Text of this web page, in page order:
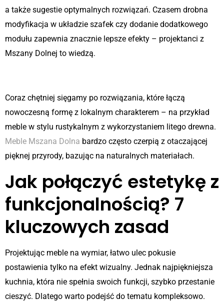
a także sugestie optymalnych rozwiązań. Czasem drobna
modyfikacja w układzie szafek czy dodanie dodatkowego
modułu zapewnia znacznie lepsze efekty – projektanci z
Mszany Dolnej to wiedzą.
Coraz chętniej sięgamy po rozwiązania, które łączą
nowoczesną formę z lokalnym charakterem – na przykład
meble w stylu rustykalnym z wykorzystaniem litego drewna.
Meble Mszana Dolna bardzo często czerpią z otaczającej
pięknej przyrody, bazując na naturalnych materiałach.
Jak połączyć estetykę z
funkcjonalnością? 7
kluczowych zasad
Projektując meble na wymiar, łatwo ulec pokusie
postawienia tylko na efekt wizualny. Jednak najpiękniejsza
kuchnia, która nie spełnia swoich funkcji, szybko przestanie
cieszyć. Dlatego warto podejść do tematu kompleksowo.